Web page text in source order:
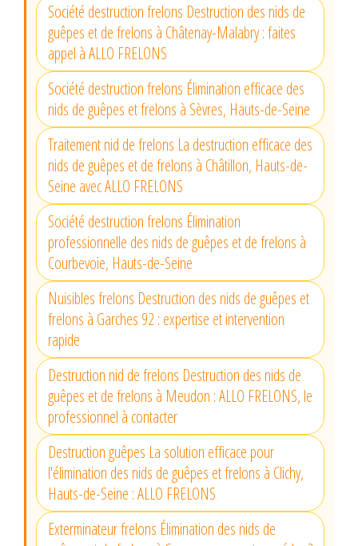
Société destruction frelons Destruction des nids de
guêpes et de frelons à Châtenay-Malabry : faites
appel à ALLO FRELONS
Société destruction frelons Élimination efficace des
nids de guêpes et frelons à Sèvres, Hauts-de-Seine
Traitement nid de frelons La destruction efficace des
nids de guêpes et de frelons à Châtillon, Hauts-de-
Seine avec ALLO FRELONS
Société destruction frelons Élimination
professionnelle des nids de guêpes et de frelons à
Courbevoie, Hauts-de-Seine
Nuisibles frelons Destruction des nids de guêpes et
frelons à Garches 92 : expertise et intervention
rapide
Destruction nid de frelons Destruction des nids de
guêpes et de frelons à Meudon : ALLO FRELONS, le
professionnel à contacter
Destruction guêpes La solution efficace pour
l'élimination des nids de guêpes et frelons à Clichy,
Hauts-de-Seine : ALLO FRELONS
Exterminateur frelons Élimination des nids de